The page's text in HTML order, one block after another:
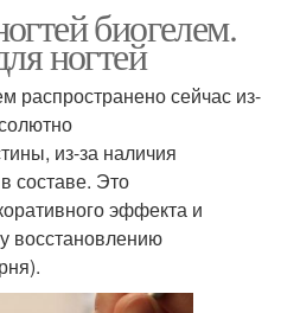
биогелем.
ногтей
распространено сейчас из-
из-за наличия
составе. Это
эффекта и
восстановлению